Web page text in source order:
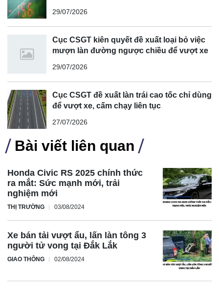
29/07/2026
Cục CSGT kiên quyết đề xuất loại bỏ việc
mượn làn đường ngược chiều để vượt xe
29/07/2026
Cục CSGT đề xuất làn trái cao tốc chỉ dùng
để vượt xe, cấm chạy liên tục
27/07/2026
Bài viết liên quan
Honda Civic RS 2025 chính thức
ra mắt: Sức mạnh mới, trải
nghiệm mới
THỊ TRƯỜNG 03/08/2024
Xe bán tải vượt ẩu, lấn làn tông 3
người tử vong tại Đắk Lắk
GIAO THÔNG 02/08/2024